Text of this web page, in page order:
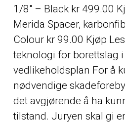
1/8″ – Black kr 499.00
Merida Spacer,
Colour kr 99.00 Kjøp
teknologi for borettslag
vedlikeholdsplan For å
nødvendige
det avgjørende å ha
tilstand. Juryen skal gi